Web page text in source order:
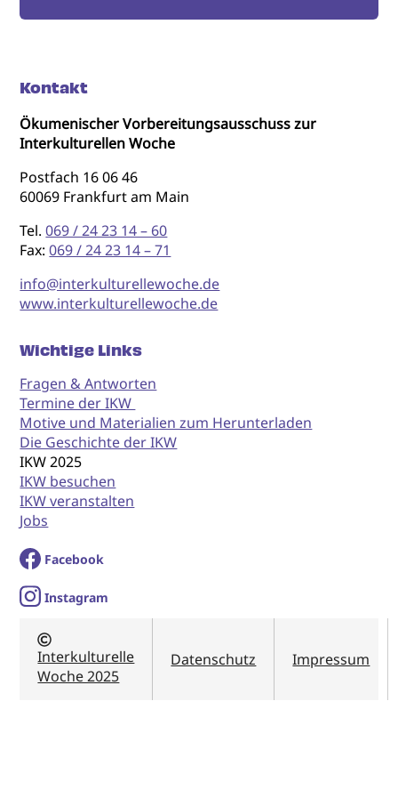
Kontakt
Ökumenischer Vorbereitungsausschuss zur
Interkulturellen Woche
Postfach 16 06 46
60069 Frankfurt am Main
Tel.069 / 24 23 14 – 60
Fax:069 / 24 23 14 – 71
info@interkulturellewoche.de
www.interkulturellewoche.de
Wichtige Links
Fragen & Antworten
Termine der IKW
Motive und Materialien zum Herunterladen
Die Geschichte der IKW
IKW 2025
IKW besuchen
IKW veranstalten
Jobs
Facebook
Instagram
Interkulturelle
Woche 2025
Datenschutz Impressum